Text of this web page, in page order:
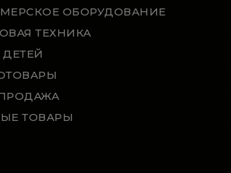
ОБОРУДОВАНИЕ
ТЕХНИКА
ТОВАРЫ